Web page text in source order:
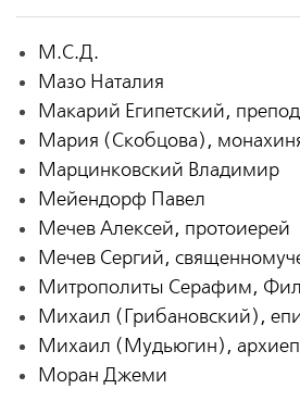
М.С.Д.
Мазо Наталия
Макарий Египетский,
Мария (Скобцова),
Марцинковский Владимир
Мейендорф Павел
Мечев Алексей, протоиерей
Мечев Сергий,
Митрополиты Серафим,
Михаил (Грибановский),
Михаил (Мудьюгин),
Моран Джеми